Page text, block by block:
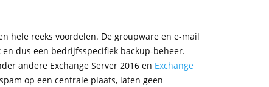
hele reeks voordelen. De groupware en e-mail
dus een bedrijfsspecifiek backup-beheer.
andere Exchange Server 2016 en Exchange
op een centrale plaats, laten geen